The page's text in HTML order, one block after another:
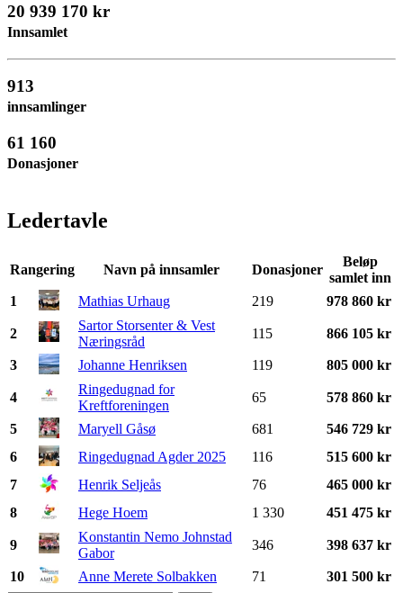
20 939 170 kr
Innsamlet
913
innsamlinger
61 160
Donasjoner
Ledertavle
Rangering Navn på innsamler Donasjoner
Beløp
samlet inn
1
Mathias Urhaug 219 978 860 kr
2
Sartor Storsenter & Vest
Næringsråd
115 866 105 kr
3 Johanne Henriksen 119 805 000 kr
4
Ringedugnad for
Kreftforeningen
65 578 860 kr
5 Maryell Gåsø 681
546 729 kr
6
Ringedugnad Agder 2025 116
515 600 kr
7
Henrik Seljeås 76
465 000 kr
8
Hege Hoem 1 330 451 475 kr
9
Konstantin Nemo Johnstad
Gabor
346 398 637 kr
10 Anne Merete Solbakken 71 301 500 kr